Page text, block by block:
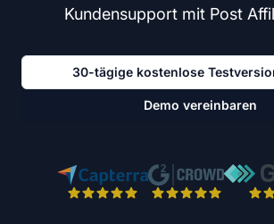
Kundensupport mit Post
30-tägige kostenlose
Demo vereinbaren